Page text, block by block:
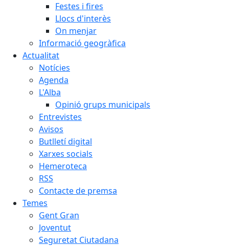
Festes i fires
Llocs d'interès
On menjar
Informació geogràfica
Actualitat
Notícies
Agenda
L'Alba
Opinió grups municipals
Entrevistes
Avisos
Butlletí digital
Xarxes socials
Hemeroteca
RSS
Contacte de premsa
Temes
Gent Gran
Joventut
Seguretat Ciutadana